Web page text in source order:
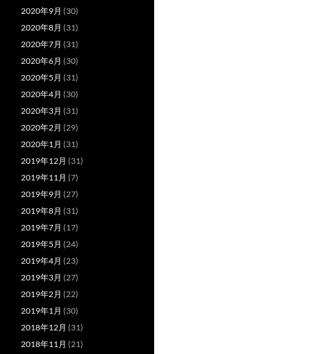
2020年9月 (30)
2020年8月 (31)
2020年7月 (31)
2020年6月 (30)
2020年5月 (31)
2020年4月 (30)
2020年3月 (31)
2020年2月 (29)
2020年1月 (31)
2019年12月 (31)
2019年11月 (7)
2019年9月 (27)
2019年8月 (31)
2019年7月 (17)
2019年5月 (24)
2019年4月 (23)
2019年3月 (27)
2019年2月 (22)
2019年1月 (30)
2018年12月 (31)
2018年11月 (21)